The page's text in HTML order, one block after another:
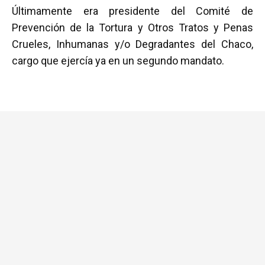
Últimamente era presidente del Comité de
Prevención de la Tortura y Otros Tratos y Penas
Crueles, Inhumanas y/o Degradantes del Chaco,
cargo que ejercía ya en un segundo mandato.